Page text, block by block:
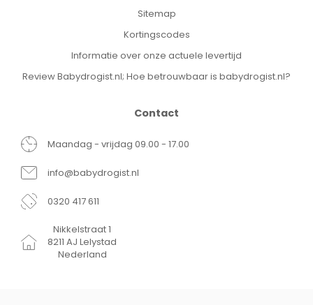
Sitemap
Kortingscodes
Informatie over onze actuele levertijd
Review Babydrogist.nl; Hoe betrouwbaar is babydrogist.nl?
Contact
Maandag - vrijdag 09.00 - 17.00
info@babydrogist.nl
0320 417 611
Nikkelstraat 1
8211 AJ Lelystad
Nederland